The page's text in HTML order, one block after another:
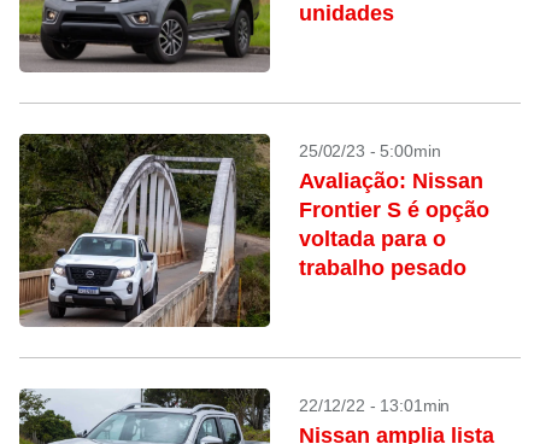
unidades
25/02/23 - 5:00min
Avaliação: Nissan
Frontier S é opção
voltada para o
trabalho pesado
22/12/22 - 13:01min
Nissan amplia lista